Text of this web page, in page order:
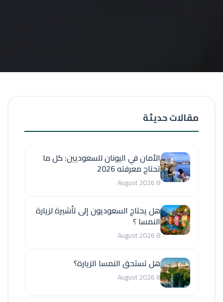
مقالات حديثة
الأمان في اليونان للسعوديين: كل ما
تحتاج معرفته 2026
8 August 2026
هل يحتاج السعوديون إلى تأشيرة لزيارة
النمسا ؟
8 August 2026
هل تستحق النمسا الزيارة؟
8 August 2026